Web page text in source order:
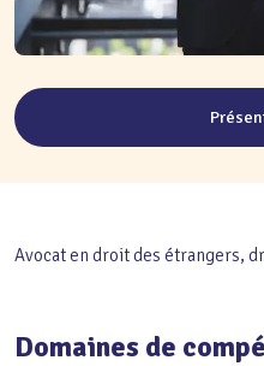
Avocat en droit des étrangers,
Domaines de